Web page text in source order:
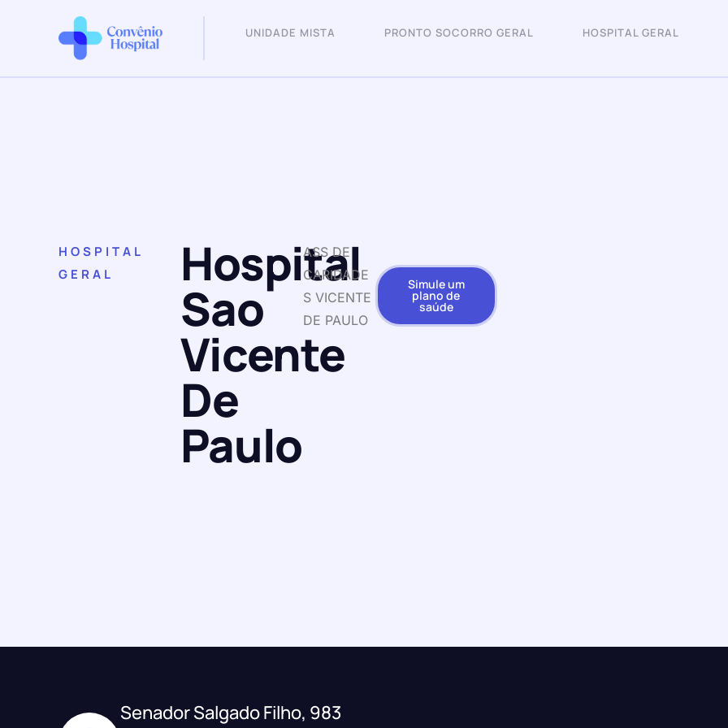
UNIDADE MISTA PRONTO SOCORRO GERAL HOSPITAL GERAL
HOSPITAL
GERAL
Hospital
Sao
Vicente
De
Paulo
ASS DE
CARIDADE
S VICENTE
DE PAULO
Simule um
plano de
saúde
Senador Salgado Filho, 983